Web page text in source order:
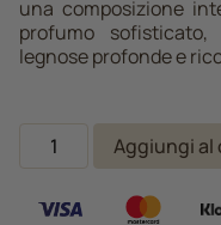
una composizione
profumo
legnose profonde e
Aggiungi al